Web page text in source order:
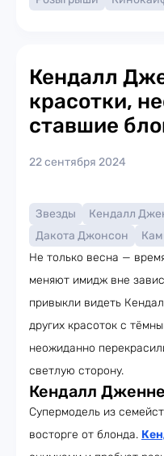
Кендалл
красотки,
ставшие
22 сентября 2024
Звезды Кендалл
Дакота Джонсон
Не только весна —
меняют имидж вне
привыкли видеть
других красоток с
неожиданно
светлую сторону.
Кендалл
Супермодель из
восторге от блонда.